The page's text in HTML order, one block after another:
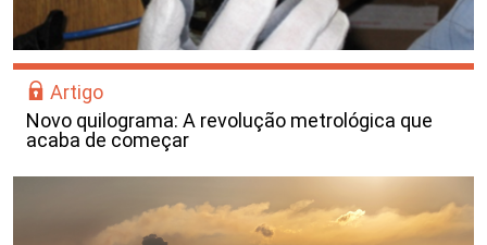
Artigo
Novo quilograma: A revolução metrológica que
acaba de começar